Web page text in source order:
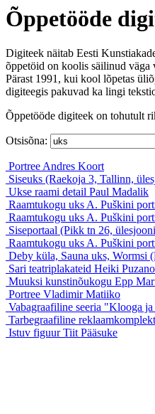
Õppetööde
Digiteek näitab Eesti
õppetöid on koolis säilinud väga
Pärast 1991, kui kool lõpetas
digiteegis pakuvad ka lingi
Õppetööde digiteek on tohutult
Otsisõna:
PortreeAndres Koort
Siseuks (Raekoja 3, Tallinn,
Ukse raami detail Paul Madalik
Raamtukogu uks A. Puškini
Raamtukogu uks A. Puškini
Siseportaal (Pikk tn 26,
Raamtukogu uks A. Puškini
Deby küla, Sauna uks, Wormsi
Sari teatriplakateid Heiki
Muuksi kunstinõukogu Epp
Portree Vladimir Matiiko
Vabagraafiline seeria "Klooga
Tarbegraafiline
Istuv figuurTiit Pääsuke